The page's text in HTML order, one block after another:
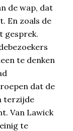
de wap, dat
En zoals de
gesprek.
te denken
dat de
terzijde
Van Lawick
te